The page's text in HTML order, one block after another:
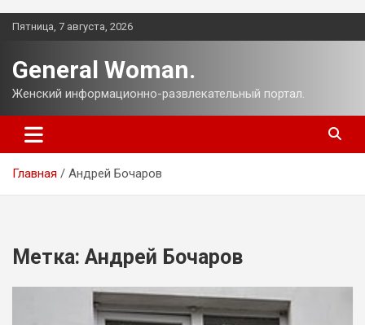
Перейти
Пятница, 7 августа, 2026
General Woman.
Женский информационно-развлекательный портал.
Главная Андрей Бочаров
Метка: Андрей Бочаров